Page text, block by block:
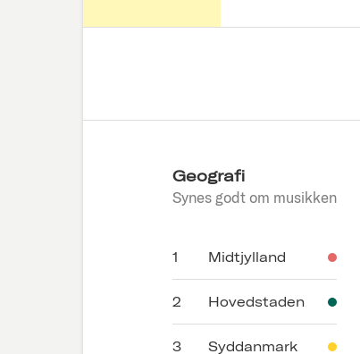
Geografi
Synes godt om musikken
1 Midtjylland
2 Hovedstaden
3 Syddanmark